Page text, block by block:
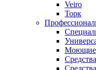
Veiro
Торк
Моющие